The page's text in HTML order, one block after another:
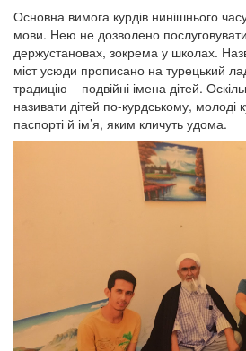
Основна вимога курдів нинішнього
мови. Нею не дозволено
держустановах, зокрема у школах.
міст усюди прописано на турецький
традицію – подвійні імена дітей.
називати дітей по-курдському, молоді
паспорті й ім’я, яким кличуть удома.